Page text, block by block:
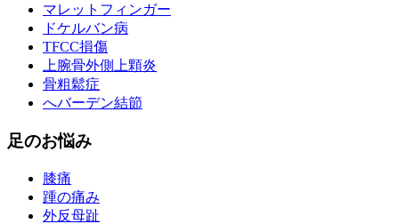
マレットフィンガー
ドケルバン病
TFCC損傷
上腕骨外側上顆炎
骨粗鬆症
へバーデン結節
足のお悩み
膝痛
踵の痛み
外反母趾